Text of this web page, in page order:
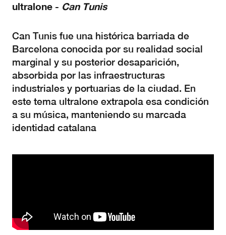
ultralone - CanTunis
Can Tunis fue una histórica barriada de
Barcelona conocida por su realidad social
marginal y su posterior desaparición,
absorbida por las infraestructuras
industriales y portuarias de la ciudad. En
este tema ultralone extrapola esa condición
a su música, manteniendo su marcada
identidad catalana